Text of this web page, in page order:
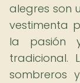
alegres son
vestimenta
la pasión
tradicional.
sombreros